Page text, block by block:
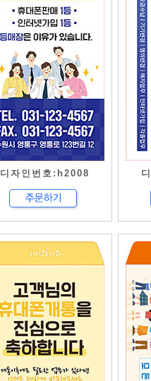
디자인번호:h2008